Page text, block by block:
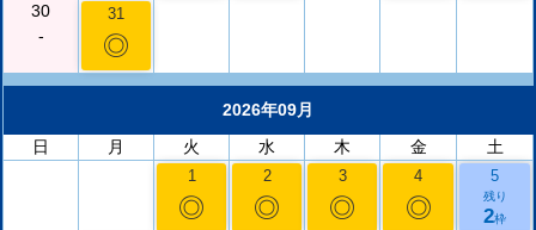
30
-
31
◎
2026年09月
日
月 火 水 木 金 土
1
◎
2
◎
3
◎
4
◎
5
残り
2枠